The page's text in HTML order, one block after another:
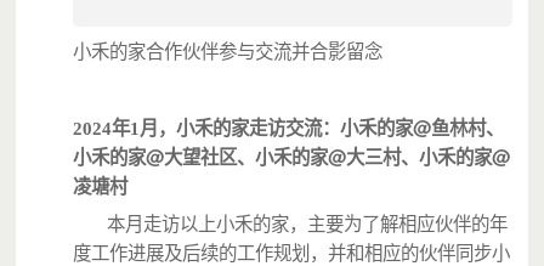
小禾的家合作伙伴参与交流并合影留念
2024年1月，小禾的家走访交流：小禾的家@鱼林村、
小禾的家@大望社区、小禾的家@大三村、小禾的家@
凌塘村
本月走访以上小禾的家，主要为了解相应伙伴的年
度工作进展及后续的工作规划，并和相应的伙伴同步小